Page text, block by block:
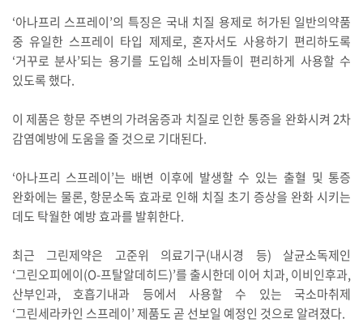
‘아나프리 스프레이’의 특징은 국내 치질 용제로 허가된 일반의약품
중 유일한 스프레이 타입 제제로, 혼자서도 사용하기 편리하도록
‘거꾸로 분사’되는 용기를 도입해 소비자들이 편리하게 사용할 수
있도록 했다.
이 제품은 항문 주변의 가려움증과 치질로 인한 통증을 완화시켜 2차
감염예방에 도움을 줄 것으로 기대된다.
‘아나프리 스프레이’는 배변 이후에 발생할 수 있는 출혈 및 통증
완화에는 물론, 항문소독 효과로 인해 치질 초기 증상을 완화 시키는
데도 탁월한 예방 효과를 발휘한다.
최근 그린제약은 고준위 의료기구(내시경 등) 살균소독제인
‘그린오피에이(O-프탈알데히드)’를 출시한데 이어 치과, 이비인후과,
산부인과, 호흡기내과 등에서 사용할 수 있는 국소마취제
‘그린세라카인 스프레이’ 제품도 곧 선보일 예정인 것으로 알려졌다.